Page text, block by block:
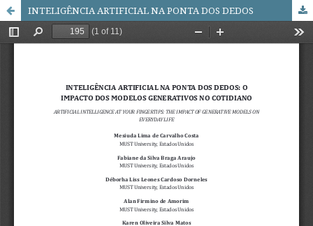
INTELIGÊNCIA ARTIFICIAL NA PONTA DOS DEDOS